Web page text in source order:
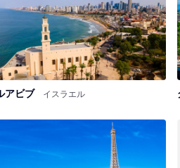
アビブ イスラエル